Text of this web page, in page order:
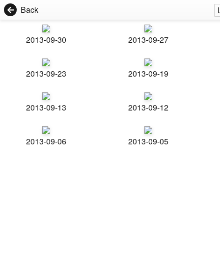
Back
2013-09-30 2013-09-27
2013-09-23 2013-09-19
2013-09-13 2013-09-12
2013-09-06 2013-09-05